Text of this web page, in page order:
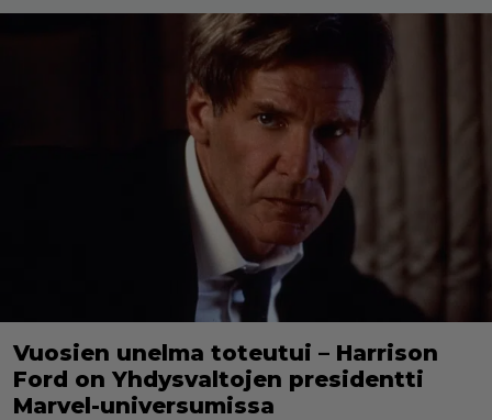
Vuosien unelma toteutui – Harrison
Ford on Yhdysvaltojen presidentti
Marvel-universumissa